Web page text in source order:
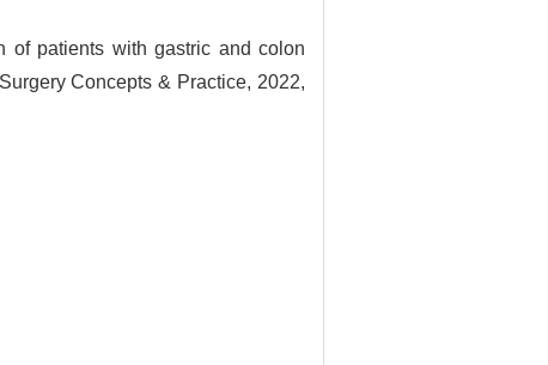
of patients with gastric and colon
Concepts & Practice, 2022,